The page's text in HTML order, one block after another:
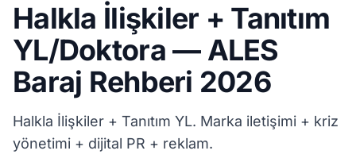
Halkla İlişkiler + Tanıtım
YL/Doktora — ALES
Baraj Rehberi 2026
Halkla İlişkiler + Tanıtım YL. Marka iletişimi + kriz
yönetimi + dijital PR + reklam.